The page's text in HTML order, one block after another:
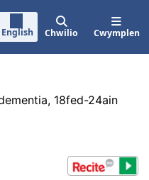
English Chwilio Cwymplen
18fed-24ain